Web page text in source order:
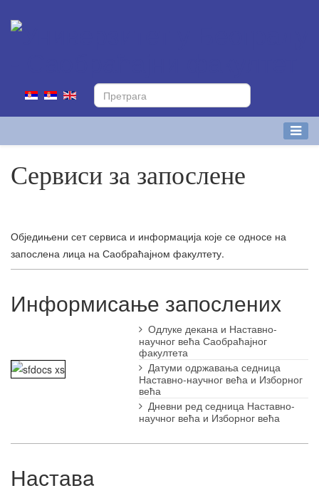
Сервиси за запослене
Обједињени сет сервиса и информација које се односе на
запослена лица на Саобраћајном факултету.
Информисање запослених
Одлуке декана и Наставно-
научног већа Саобраћајног
факултета
Датуми одржавања седница
Наставно-научног већа и Изборног
већа
Дневни ред седница Наставно-
научног већа и Изборног већа
Наставa